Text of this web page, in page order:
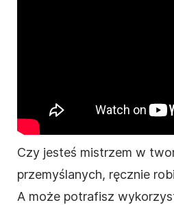
Czy jesteś mistrzem w
przemyślanych, ręcznie
A może potrafisz